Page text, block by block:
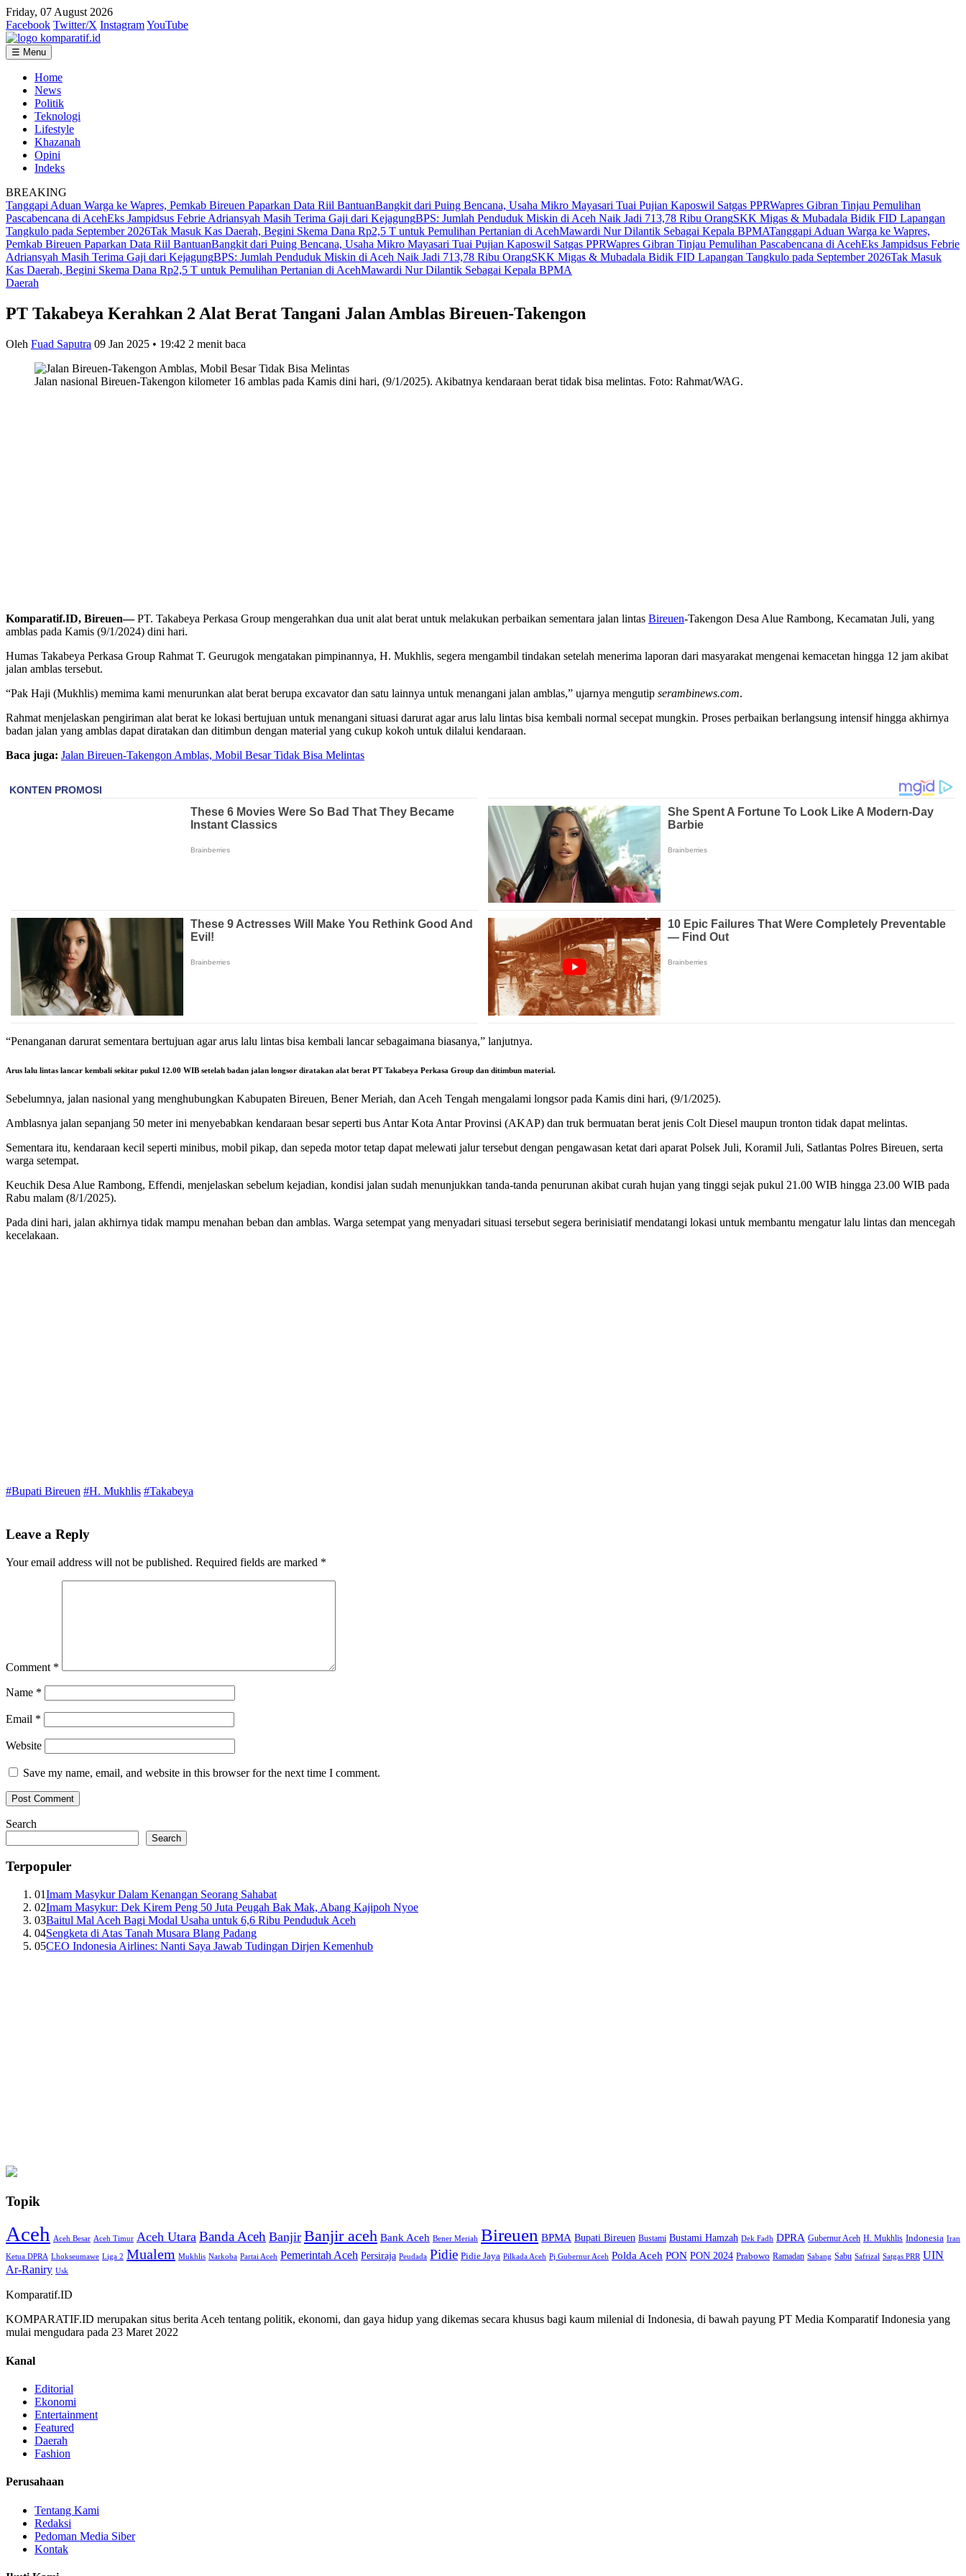
Friday, 07 August 2026
Facebook Twitter/X InstagramYouTube
☰ Menu
Home
News
Politik
Teknologi
Lifestyle
Khazanah
Opini
Indeks
BREAKING
Tanggapi Aduan Warga ke Wapres, Pemkab Bireuen Paparkan Data Riil BantuanBangkit dari Puing Bencana, Usaha Mikro Mayasari Tuai Pujian Kaposwil Satgas PPRWapres Gibran Tinjau Pemulihan
Pascabencana di AcehEks Jampidsus Febrie Adriansyah Masih Terima Gaji dari KejagungBPS: Jumlah Penduduk Miskin di Aceh Naik Jadi 713,78 Ribu OrangSKK Migas & Mubadala Bidik FID Lapangan
Tangkulo pada September 2026Tak Masuk Kas Daerah, Begini Skema Dana Rp2,5 T untuk Pemulihan Pertanian di AcehMawardi Nur Dilantik Sebagai Kepala BPMATanggapi Aduan Warga ke Wapres,
Pemkab Bireuen Paparkan Data Riil BantuanBangkit dari Puing Bencana, Usaha Mikro Mayasari Tuai Pujian Kaposwil Satgas PPRWapres Gibran Tinjau Pemulihan Pascabencana di AcehEks Jampidsus Febrie
Adriansyah Masih Terima Gaji dari KejagungBPS: Jumlah Penduduk Miskin di Aceh Naik Jadi 713,78 Ribu OrangSKK Migas & Mubadala Bidik FID Lapangan Tangkulo pada September 2026Tak Masuk
Kas Daerah, Begini Skema Dana Rp2,5 T untuk Pemulihan Pertanian di AcehMawardi Nur Dilantik Sebagai Kepala BPMA
Daerah
PT Takabeya Kerahkan 2 Alat Berat Tangani Jalan Amblas Bireuen-Takengon
Oleh Fuad Saputra 09 Jan 2025 • 19:42 2 menit baca
Jalan nasional Bireuen-Takengon kilometer 16 amblas pada Kamis dini hari, (9/1/2025). Akibatnya kendaraan berat tidak bisa melintas. Foto: Rahmat/WAG.
Komparatif.ID, Bireuen—PT. Takabeya Perkasa Group mengerahkan dua unit alat berat untuk melakukan perbaikan sementara jalan lintas Bireuen-Takengon Desa Alue Rambong, Kecamatan Juli, yang
amblas pada Kamis (9/1/2024) dini hari.
Humas Takabeya Perkasa Group Rahmat T. Geurugok mengatakan pimpinannya, H. Mukhlis, segera mengambil tindakan setelah menerima laporan dari masyarakat mengenai kemacetan hingga 12 jam akibat
jalan amblas tersebut.
“Pak Haji (Mukhlis) memima kami menurunkan alat berat berupa excavator dan satu lainnya untuk menangani jalan amblas,” ujarnya mengutip serambinews.com.
Rahmat menjelaskan pengiriman alat berat ke lokasi bertujuan untuk menangani situasi darurat agar arus lalu lintas bisa kembali normal secepat mungkin. Proses perbaikan berlangsung intensif hingga akhirnya
badan jalan yang amblas dapat diratakan dan ditimbun dengan material yang cukup kokoh untuk dilalui kendaraan.
Baca juga: Jalan Bireuen-Takengon Amblas, Mobil Besar Tidak Bisa Melintas
“Penanganan darurat sementara bertujuan agar arus lalu lintas bisa kembali lancar sebagaimana biasanya,” lanjutnya.
Arus lalu lintas lancar kembali sekitar pukul 12.00 WIB setelah badan jalan longsor diratakan alat berat PT Takabeya Perkasa Group dan ditimbun material.
Sebelumnya, jalan nasional yang menghubungkan Kabupaten Bireuen, Bener Meriah, dan Aceh Tengah mengalami longsor pada Kamis dini hari, (9/1/2025).
Amblasnya jalan sepanjang 50 meter ini menyebabkan kendaraan besar seperti bus Antar Kota Antar Provinsi (AKAP) dan truk bermuatan berat jenis Colt Diesel maupun tronton tidak dapat melintas.
Sementara itu, kendaraan kecil seperti minibus, mobil pikap, dan sepeda motor tetap dapat melewati jalur tersebut dengan pengawasan ketat dari aparat Polsek Juli, Koramil Juli, Satlantas Polres Bireuen, serta
warga setempat.
Keuchik Desa Alue Rambong, Effendi, menjelaskan sebelum kejadian, kondisi jalan sudah menunjukkan tanda-tanda penurunan akibat curah hujan yang tinggi sejak pukul 21.00 WIB hingga 23.00 WIB pada
Rabu malam (8/1/2025).
Pada dini hari, jalan akhirnya tidak mampu menahan beban dan amblas. Warga setempat yang menyadari situasi tersebut segera berinisiatif mendatangi lokasi untuk membantu mengatur lalu lintas dan mencegah
kecelakaan.
#Bupati Bireuen #H. Mukhlis #Takabeya
Leave a Reply
Your email address will not be published. Required fields are marked *
Comment *
Name *
Email *
Website
Save my name, email, and website in this browser for the next time I comment.
Search
Search
Terpopuler
01Imam Masykur Dalam Kenangan Seorang Sahabat
02Imam Masykur: Dek Kirem Peng 50 Juta Peugah Bak Mak, Abang Kajipoh Nyoe
03Baitul Mal Aceh Bagi Modal Usaha untuk 6,6 Ribu Penduduk Aceh
04Sengketa di Atas Tanah Musara Blang Padang
05CEO Indonesia Airlines: Nanti Saya Jawab Tudingan Dirjen Kemenhub
Topik
Aceh Aceh Besar Aceh Timur Aceh Utara Banda Aceh Banjir Banjir aceh Bank Aceh Bener Meriah Bireuen BPMA Bupati Bireuen Bustami Bustami Hamzah Dek Fadh DPRA Gubernur Aceh H. Mukhlis Indonesia Iran
Ketua DPRA Lhokseumawe Liga 2 Mualem Mukhlis Narkoba Partai Aceh Pemerintah Aceh Persiraja Peudada Pidie Pidie Jaya Pilkada Aceh Pj Gubernur Aceh Polda Aceh PON PON 2024 Prabowo Ramadan Sabang Sabu Safrizal Satgas PRR UIN
Ar-Raniry Usk
Komparatif.ID
KOMPARATIF.ID merupakan situs berita Aceh tentang politik, ekonomi, dan gaya hidup yang dikemas secara khusus bagi kaum milenial di Indonesia, di bawah payung PT Media Komparatif Indonesia yang
mulai mengudara pada 23 Maret 2022
Kanal
Editorial
Ekonomi
Entertainment
Featured
Daerah
Fashion
Perusahaan
Tentang Kami
Redaksi
Pedoman Media Siber
Kontak